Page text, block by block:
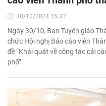
30/10/2024 15:31'
Ngày 30/10, Ban Tuyên giáo
chức Hội nghị Báo cáo viên
đề “Khái quát về công tác cải
phố”.